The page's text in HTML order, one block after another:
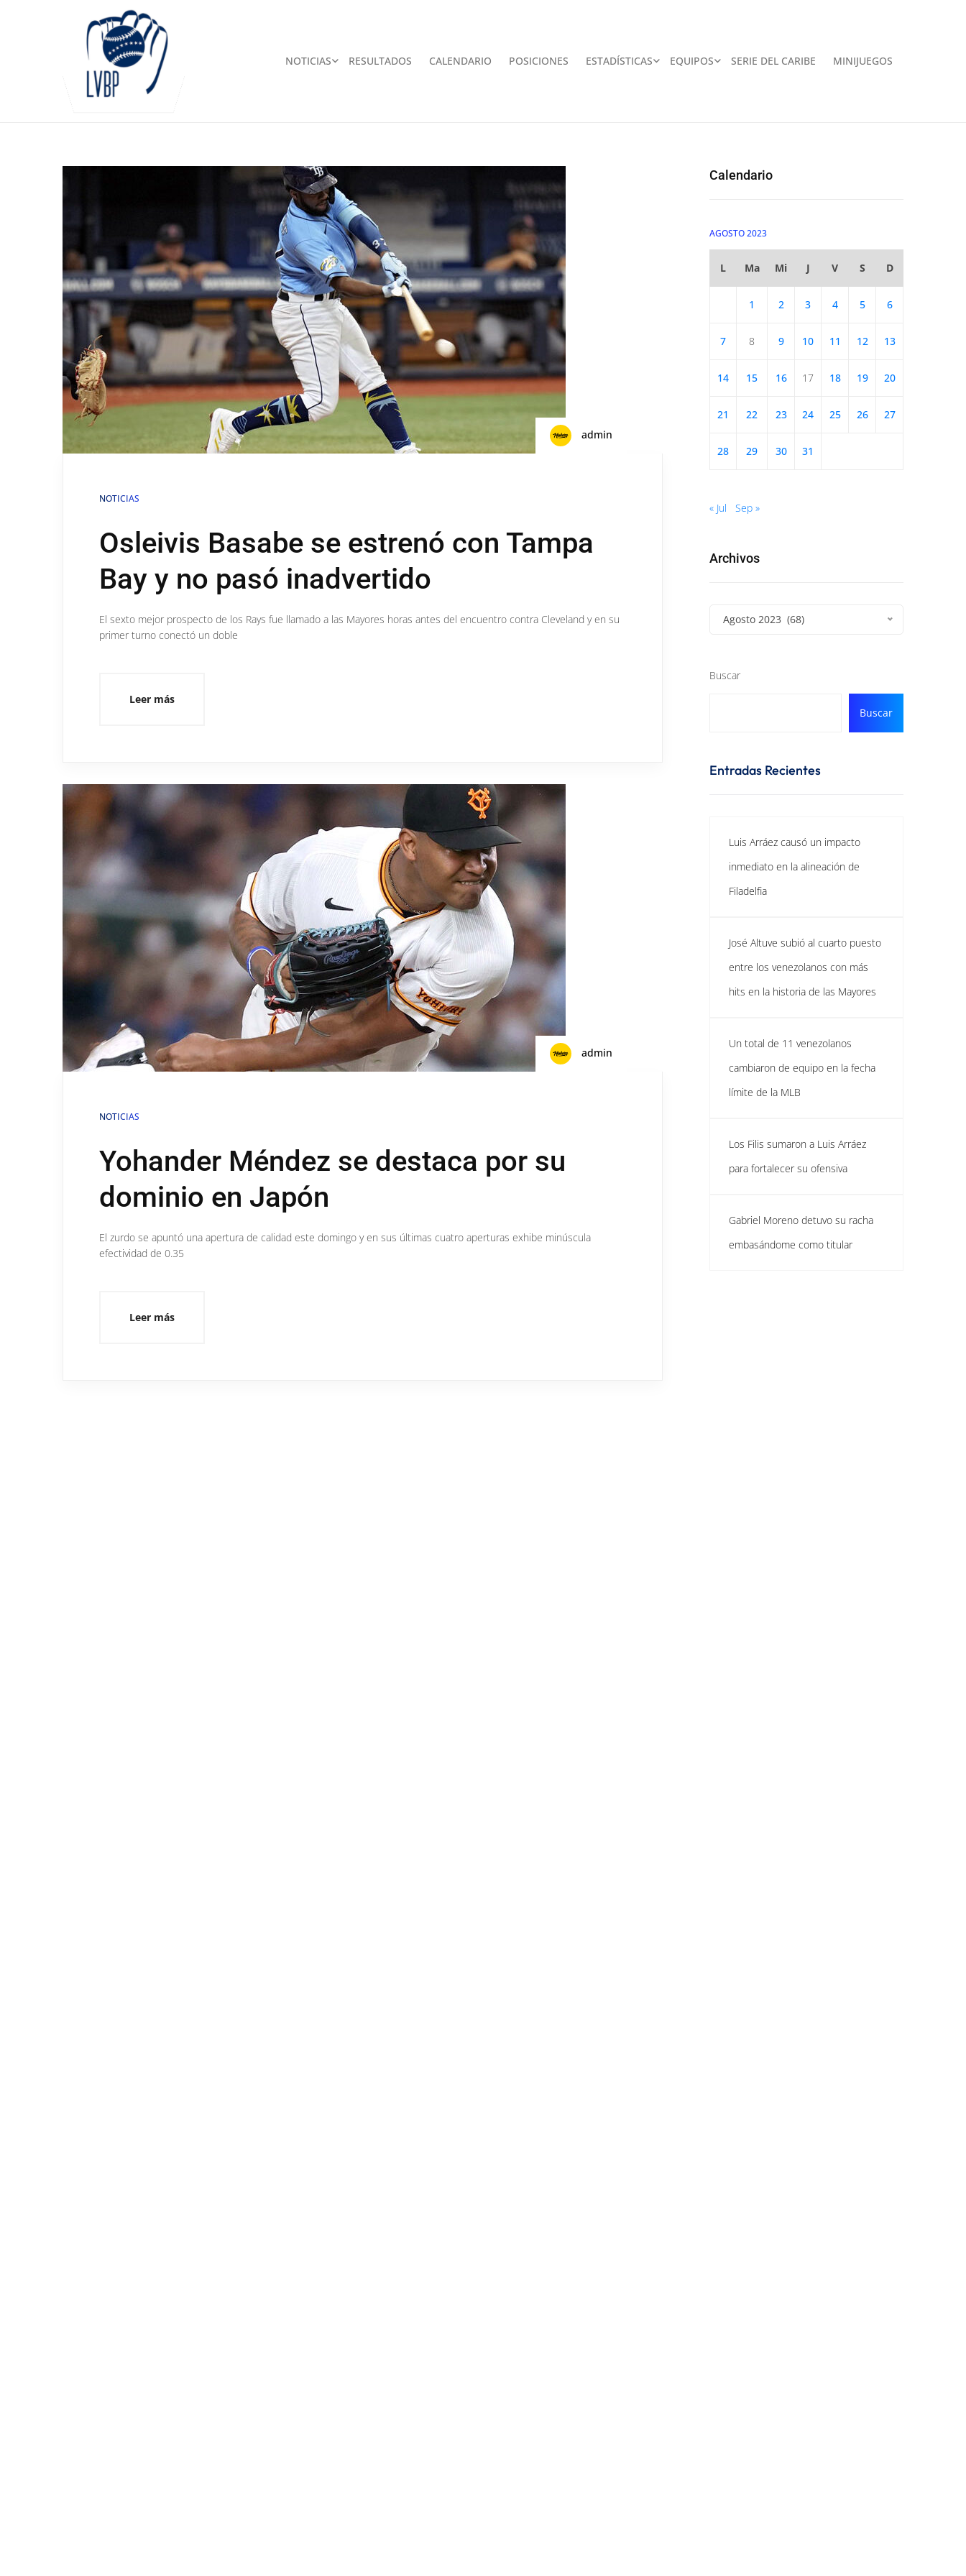
NOTICIAS RESULTADOS CALENDARIO POSICIONES ESTADÍSTICAS EQUIPOS SERIE DEL CARIBE MINIJUEGOS
admin
NOTICIAS
Osleivis Basabe se estrenó con Tampa
Bay y no pasó inadvertido
El sexto mejor prospecto de los Rays fue llamado a las Mayores horas antes del encuentro contra Cleveland y en su
primer turno conectó un doble
Leer más
admin
NOTICIAS
Yohander Méndez se destaca por su
dominio en Japón
El zurdo se apuntó una apertura de calidad este domingo y en sus últimas cuatro aperturas exhibe minúscula
efectividad de 0.35
Leer más
Calendario
AGOSTO 2023
L Ma Mi J V S D
1 2 3 4 5 6
7 8 9 10 11 12 13
14 15 16 17 18 19 20
21 22 23 24 25 26 27
28 29 30 31
« Jul Sep »
Archivos
Agosto 2023 (68)
Buscar
Buscar
Entradas Recientes
Luis Arráez causó un impacto
inmediato en la alineación de
Filadelfia
José Altuve subió al cuarto puesto
entre los venezolanos con más
hits en la historia de las Mayores
Un total de 11 venezolanos
cambiaron de equipo en la fecha
límite de la MLB
Los Filis sumaron a Luis Arráez
para fortalecer su ofensiva
Gabriel Moreno detuvo su racha
embasándome como titular